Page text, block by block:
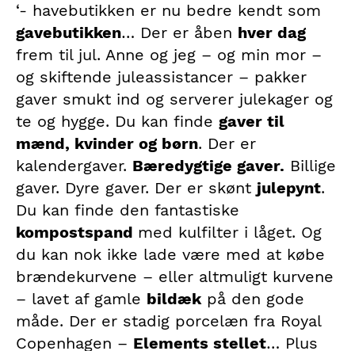
‘- havebutikken er nu bedre kendt som
gavebutikken… Der er åben hver dag
frem til jul. Anne og jeg – og min mor –
og skiftende juleassistancer – pakker
gaver smukt ind og serverer julekager og
te og hygge. Du kan finde gaver til
mænd, kvinder og børn. Der er
kalendergaver. Bæredygtige gaver. Billige
gaver. Dyre gaver. Der er skønt julepynt.
Du kan finde den fantastiske
kompostspand med kulfilter i låget. Og
du kan nok ikke lade være med at købe
brændekurvene – eller altmuligt kurvene
– lavet af gamle bildækpå den gode
måde. Der er stadig porcelæn fra Royal
Copenhagen – Elements stellet… Plus